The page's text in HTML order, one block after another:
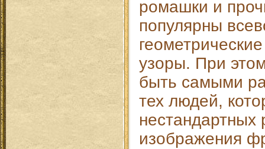
ромашки и
популярны
узоры. При
быть самыми
тех людей,
изображения